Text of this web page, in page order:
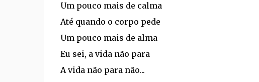
Um pouco mais de calma
Até quando o corpo pede
Um pouco mais de alma
Eu sei, a vida não para
A vida não para não...